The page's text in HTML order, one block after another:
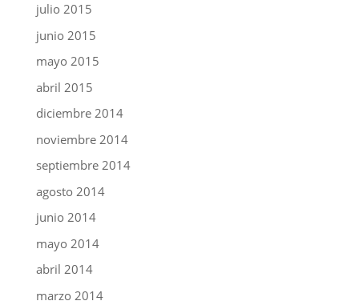
julio 2015
junio 2015
mayo 2015
abril 2015
diciembre 2014
noviembre 2014
septiembre 2014
agosto 2014
junio 2014
mayo 2014
abril 2014
marzo 2014